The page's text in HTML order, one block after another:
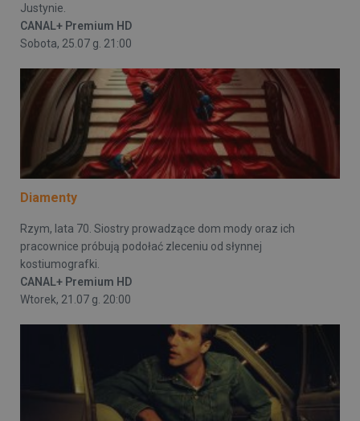
Justynie.
CANAL+ Premium HD
Sobota, 25.07 g. 21:00
Diamenty
Rzym, lata 70. Siostry prowadzące dom mody oraz ich
pracownice próbują podołać zleceniu od słynnej
kostiumografki.
CANAL+ Premium HD
Wtorek, 21.07 g. 20:00